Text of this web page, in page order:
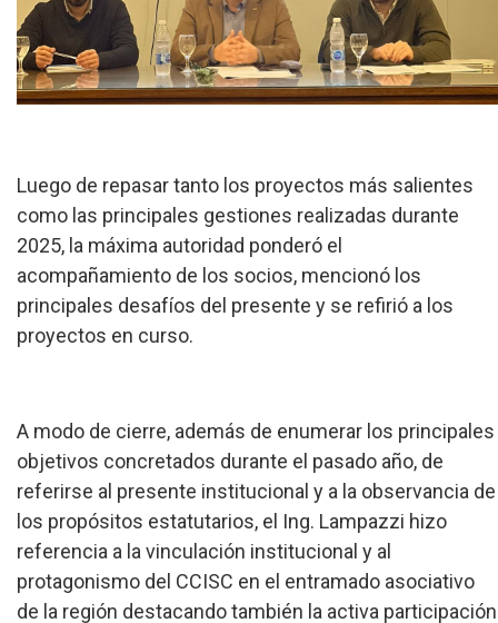
Luego de repasar tanto los proyectos más salientes
como las principales gestiones realizadas durante
2025, la máxima autoridad ponderó el
acompañamiento de los socios, mencionó los
principales desafíos del presente y se refirió a los
proyectos en curso.
A modo de cierre, además de enumerar los principales
objetivos concretados durante el pasado año, de
referirse al presente institucional y a la observancia de
los propósitos estatutarios, el Ing. Lampazzi hizo
referencia a la vinculación institucional y al
protagonismo del CCISC en el entramado asociativo
de la región destacando también la activa participación